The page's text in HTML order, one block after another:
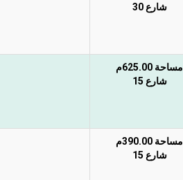
شارع 30
مساحة 625.00م
شارع 15
مساحة 390.00م
شارع 15